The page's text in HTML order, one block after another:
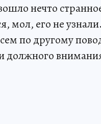
нечто
мол, его не
по другому
должного